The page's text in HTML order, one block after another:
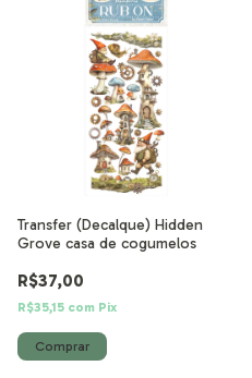
Transfer (Decalque) Hidden
Grove casa de cogumelos
R$37,00
R$35,15 com Pix